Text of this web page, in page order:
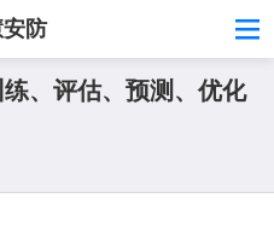
防
、评估、预测、优化